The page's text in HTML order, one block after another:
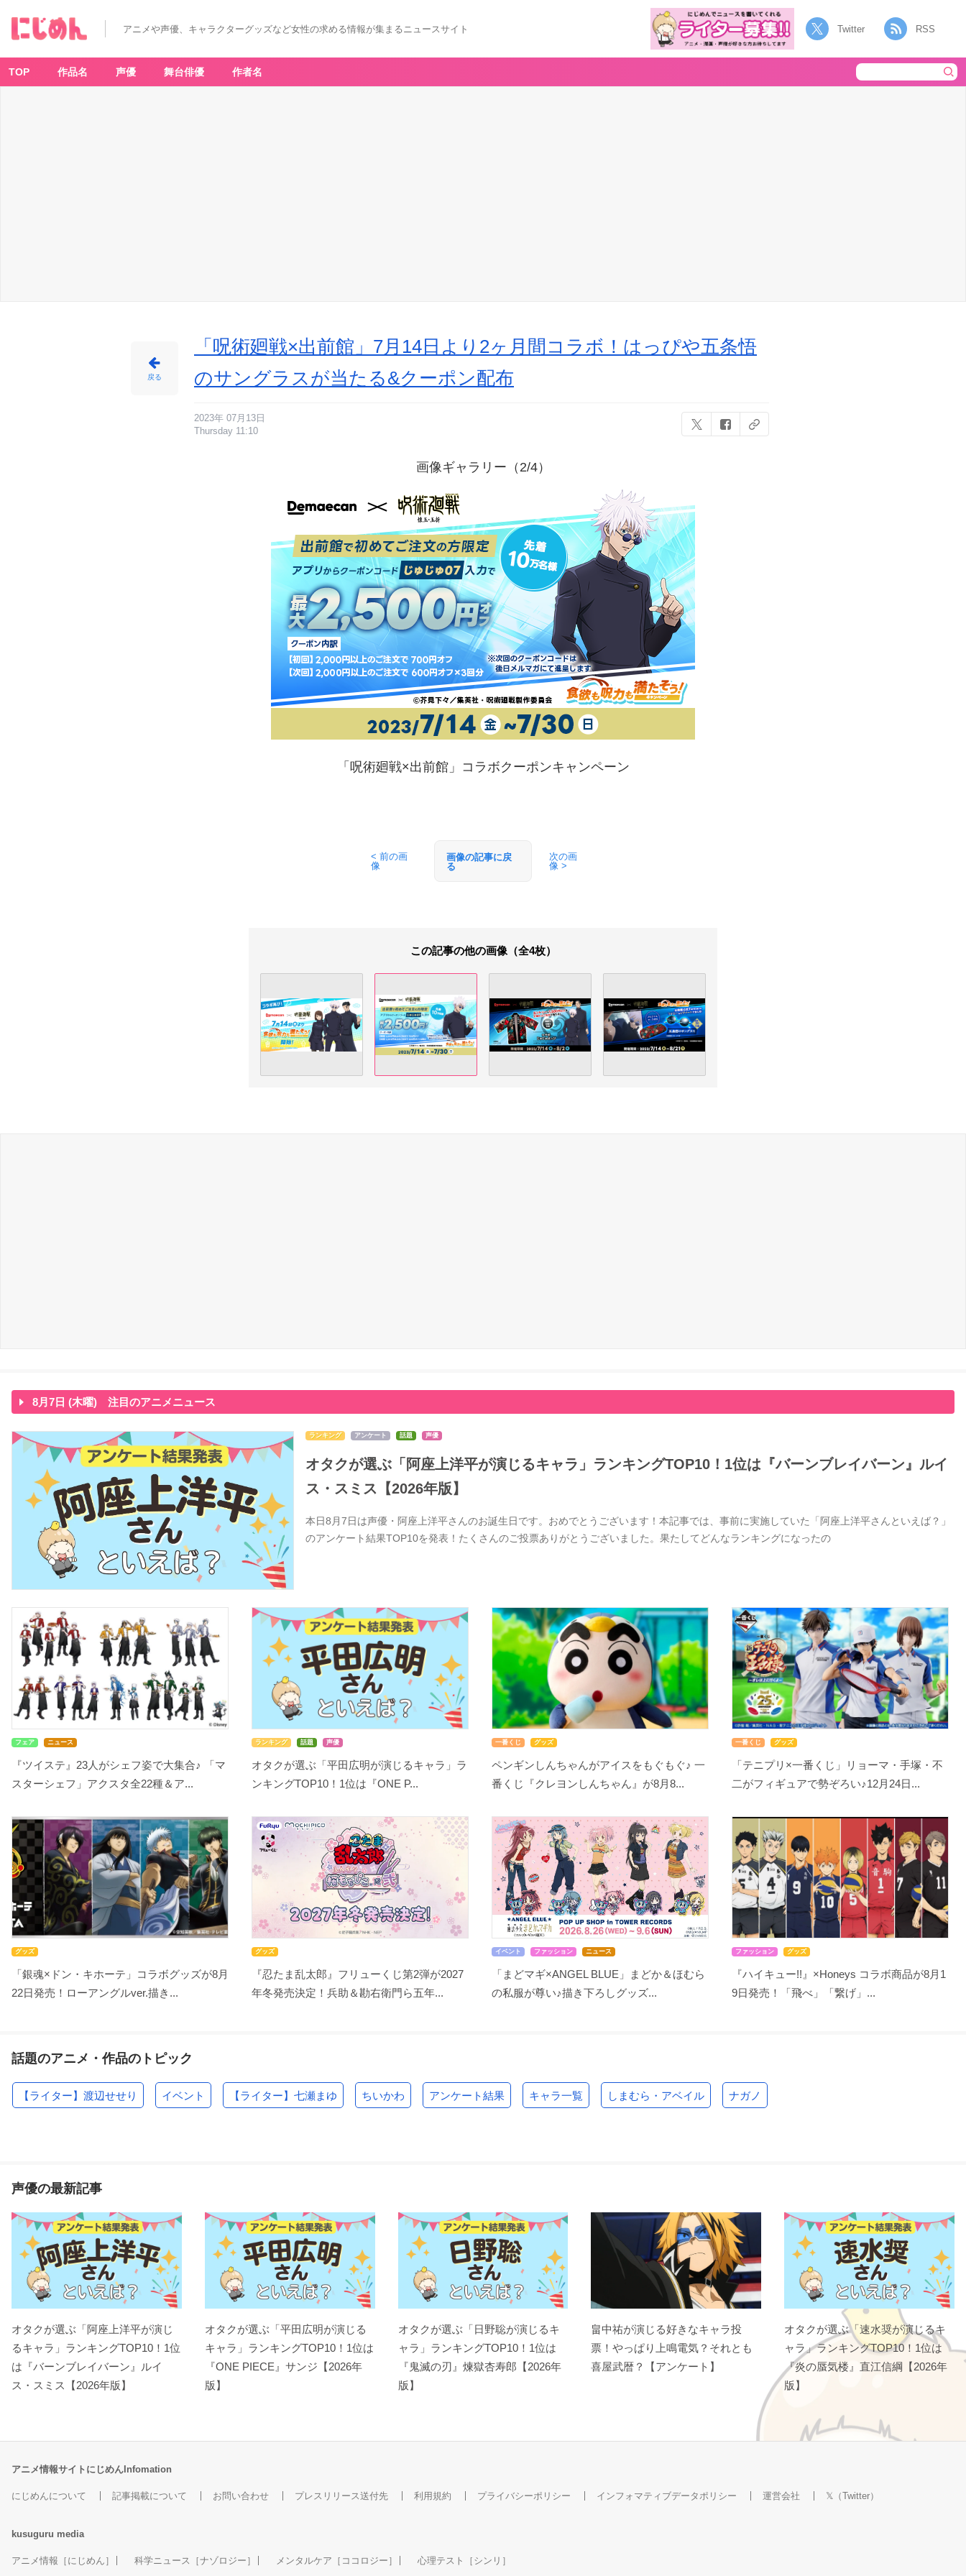
前
コ
ラ
ボ
アニメや声優、キャラクターグッズなど女性の求める情報が集まるニュースサイト Twitter RSS
TOP 作品名 声優 舞台俳優 作者名
戻る
「呪術廻戦×出前館」7月14日より2ヶ月間コラボ！はっぴや五条悟
のサングラスが当たる&クーポン配布
2023年 07月13日
Thursday 11:10
画像ギャラリー（2/4）
「呪術廻戦×出前館」コラボクーポンキャンペーン
< 前の画
像
画像の記事に戻
る
次の画
像 >
この記事の他の画像（全4枚）
8月7日 (木曜) 注目のアニメニュース
ランキング アンケート 話題 声優
オタクが選ぶ「阿座上洋平が演じるキャラ」ランキングTOP10！1位は『バーンブレイバーン』ルイ
ス・スミス【2026年版】
本日8月7日は声優・阿座上洋平さんのお誕生日です。おめでとうございます！本記事では、事前に実施していた「阿座上洋平さんといえば？」
のアンケート結果TOP10を発表！たくさんのご投票ありがとうございました。果たしてどんなランキングになったの
フェア ニュース
『ツイステ』23人がシェフ姿で大集合♪ 「マ
スターシェフ」アクスタ全22種＆ア...
ランキング 話題 声優
オタクが選ぶ「平田広明が演じるキャラ」ラ
ンキングTOP10！1位は『ONE P...
一番くじ グッズ
ペンギンしんちゃんがアイスをもぐもぐ♪ 一
番くじ『クレヨンしんちゃん』が8月8...
一番くじ グッズ
「テニプリ×一番くじ」リョーマ・手塚・不
二がフィギュアで勢ぞろい♪12月24日...
グッズ
「銀魂×ドン・キホーテ」コラボグッズが8月
22日発売！ローアングルver.描き...
グッズ
『忍たま乱太郎』フリューくじ第2弾が2027
年冬発売決定！兵助＆勘右衛門ら五年...
イベント ファッション ニュース
「まどマギ×ANGEL BLUE」まどか＆ほむら
の私服が尊い♪描き下ろしグッズ...
ファッション グッズ
『ハイキュー!!』×Honeys コラボ商品が8月1
9日発売！「飛べ」「繋げ」...
話題のアニメ・作品のトピック
【ライター】渡辺せせり イベント 【ライター】七瀬まゆ ちいかわ アンケート結果 キャラ一覧 しまむら・アベイル ナガノ
声優の最新記事
オタクが選ぶ「阿座上洋平が演じ
るキャラ」ランキングTOP10！1位
は『バーンブレイバーン』ルイ
ス・スミス【2026年版】
オタクが選ぶ「平田広明が演じる
キャラ」ランキングTOP10！1位は
『ONE PIECE』サンジ【2026年
版】
オタクが選ぶ「日野聡が演じるキ
ャラ」ランキングTOP10！1位は
『鬼滅の刃』煉󠄁獄杏寿郎【2026年
版】
畠中祐が演じる好きなキャラ投
票！やっぱり上鳴電気？それとも
喜屋武暦？【アンケート】
オタクが選ぶ「速水奨が演じるキ
ャラ」ランキングTOP10！1位は
『炎の蜃気楼』直江信綱【2026年
版】
アニメ情報サイトにじめんInfomation
にじめんについて 記事掲載について お問い合わせ プレスリリース送付先 利用規約 プライバシーポリシー インフォマティブデータポリシー 運営会社 𝕏（Twitter）
kusuguru media
アニメ情報［にじめん］ 科学ニュース［ナゾロジー］ メンタルケア［ココロジー］ 心理テスト［シンリ］